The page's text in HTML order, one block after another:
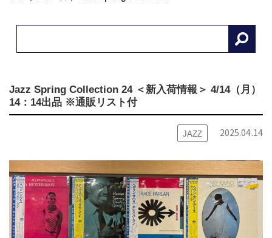
Jazz Spring Collection 24 ＜新入荷情報＞ 4/14（月）
14：14出品 ※通販リスト付
JAZZ 2025.04.14